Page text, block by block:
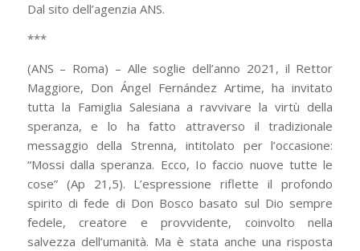
Dal sito dell’agenzia ANS.
***
(ANS – Roma) – Alle soglie dell’anno 2021, il Rettor
Maggiore, Don Ángel Fernández Artime, ha invitato
tutta la Famiglia Salesiana a ravvivare la virtù della
speranza, e lo ha fatto attraverso il tradizionale
messaggio della Strenna, intitolato per l’occasione:
“Mossi dalla speranza. Ecco, Io faccio nuove tutte le
cose” (Ap 21,5). L’espressione riflette il profondo
spirito di fede di Don Bosco basato sul Dio sempre
fedele, creatore e provvidente, coinvolto nella
salvezza dell’umanità. Ma è stata anche una risposta